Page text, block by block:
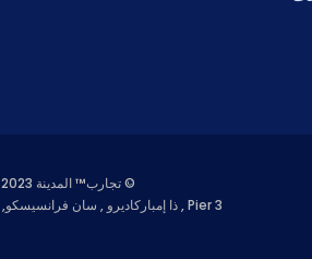
© تجارب™ المدينة 2023
Pier 3 , ذا إمباركاديرو , سان فرانسيسكو, كاليفورنيا 94111